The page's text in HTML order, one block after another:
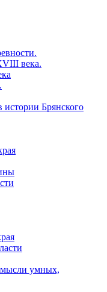
века.
Брянского
мысли умных,